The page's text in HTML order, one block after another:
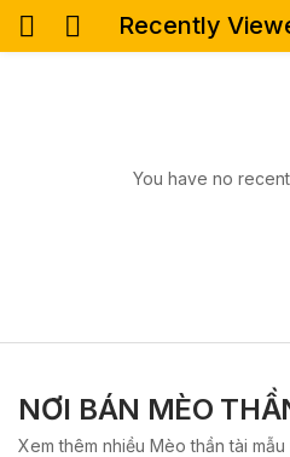
Recently
You have no
NƠI BÁN MÈO
Xem thêm nhiều Mèo thần tài